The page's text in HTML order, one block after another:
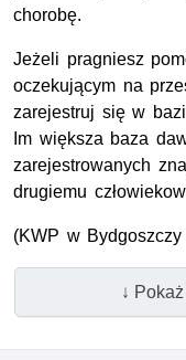
chorobę.
Jeżeli pragniesz
oczekującym na
zarejestruj się w
Im większa baza
zarejestrowanych
drugiemu
(KWP w
↓